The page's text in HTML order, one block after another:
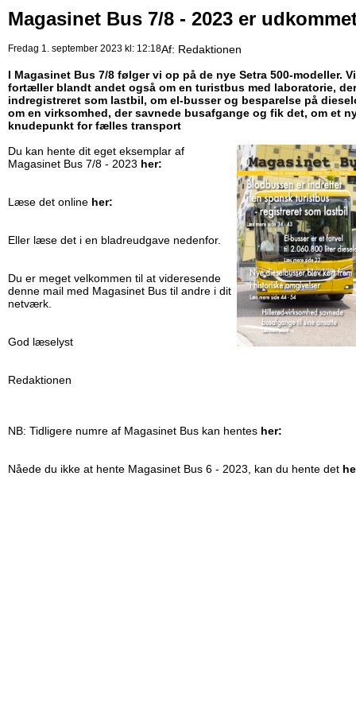
Magasinet Bus 7/8 - 2023 er
Fredag 1. september 2023 kl: 12:18Af: Redaktionen
I Magasinet Bus 7/8 følger vi op på de nye Setra 500-modeller. Vi
fortæller blandt andet også om en turistbus med laboratorie,
indregistreret som lastbil, om el-busser og besparelse på
om en virksomhed, der savnede busafgange og fik det, om et
knudepunkt for fælles transport
Du kan hente dit eget eksemplar af
Magasinet Bus 7/8 - 2023 her:
Læse det online her:
Eller læse det i en bladreudgave nedenfor.
Du er meget velkommen til at videresende
denne mail med Magasinet Bus til andre i dit
netværk.
God læselyst
Redaktionen
NB: Tidligere numre af Magasinet Bus kan hentes her:
Nåede du ikke at hente Magasinet Bus 6 - 2023, kan du hente det